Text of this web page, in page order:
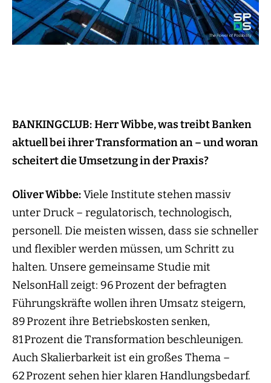
BANKINGCLUB:Herr Wibbe, was treibt Banken
aktuell bei ihrer Transformation an – und woran
scheitert die Umsetzung in der Praxis?
Oliver Wibbe:Viele Institute stehen massiv
unter Druck – regulatorisch, technologisch,
personell. Die meisten wissen, dass sie schneller
und flexibler werden müssen, um Schritt zu
halten. Unsere gemeinsame Studie mit
NelsonHall zeigt: 96 Prozent der befragten
Führungskräfte wollen ihren Umsatz steigern,
89 Prozent ihre Betriebskosten senken,
81 Prozent die Transformation beschleunigen.
Auch Skalierbarkeit ist ein großes Thema –
62 Prozent sehen hier klaren Handlungsbedarf.